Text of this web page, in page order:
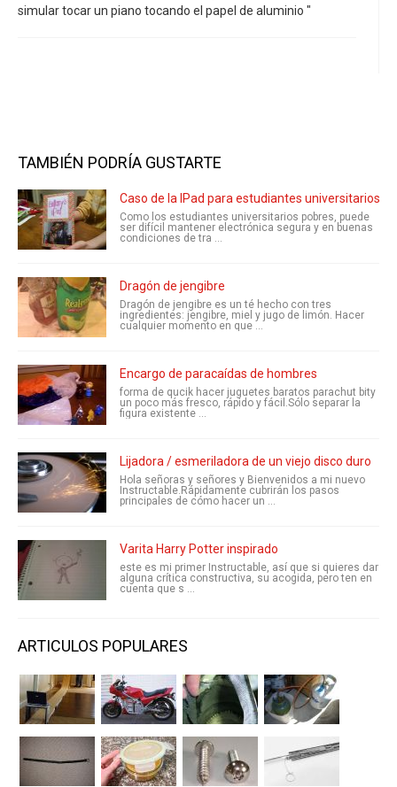
simular tocar un piano tocando el papel de aluminio "
TAMBIÉN PODRÍA GUSTARTE
Caso de la IPad para estudiantes universitarios
Como los estudiantes universitarios pobres, puede
ser difícil mantener electrónica segura y en buenas
condiciones de tra ...
Dragón de jengibre
Dragón de jengibre es un té hecho con tres
ingredientes: jengibre, miel y jugo de limón. Hacer
cualquier momento en que ...
Encargo de paracaídas de hombres
forma de qucik hacer juguetes baratos parachut bity
un poco más fresco, rápido y fácil.Sólo separar la
figura existente ...
Lijadora / esmeriladora de un viejo disco duro
Hola señoras y señores y Bienvenidos a mi nuevo
Instructable.Rápidamente cubrirán los pasos
principales de cómo hacer un ...
Varita Harry Potter inspirado
este es mi primer Instructable, así que si quieres dar
alguna crítica constructiva, su acogida, pero ten en
cuenta que s ...
ARTICULOS POPULARES